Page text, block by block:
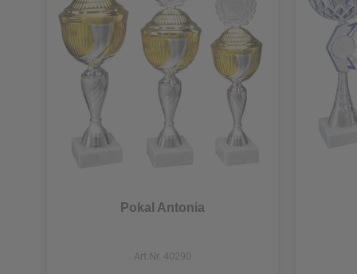
Einzelpokal 26 cm
Einzelpokal 26,2 cm
Einzelpokal 26,3 cm
Einzelpokal 26,4 cm
Einzelpokal 27 cm
Pokal Antonia
Art.Nr. 40290